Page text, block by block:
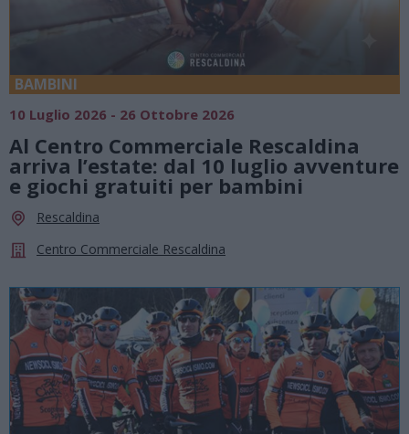
BAMBINI
10 Luglio 2026 - 26 Ottobre 2026
Al Centro Commerciale Rescaldina
arriva l’estate: dal 10 luglio avventure
e giochi gratuiti per bambini
Rescaldina
Centro Commerciale Rescaldina